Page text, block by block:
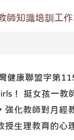
師知識培訓工
康聯盟字第
！ 挺女孩一
化教師對月
生理教育的